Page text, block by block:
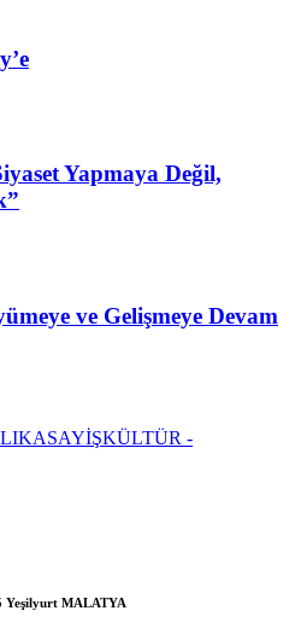
Yapmaya Değil,
ve Gelişmeye Devam
ASAYİŞKÜLTÜR -
Yeşilyurt MALATYA